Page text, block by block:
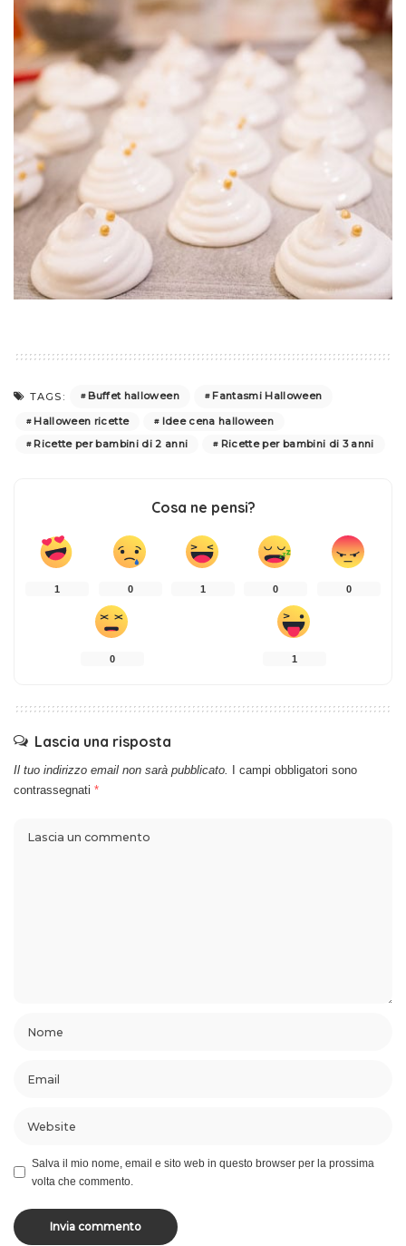
TAGS: Buffet halloween
Fantasmi Halloween
Halloween ricette
Idee cena halloween
Ricette per bambini di 2 anni
Ricette per bambini di 3 anni
Cosa ne pensi?
1 0 1 0 0
0 1
Lascia una risposta
Il tuo indirizzo email non sarà pubblicato.
I campi obbligatori sono
contrassegnati *
Salva il mio nome, email e sito web in questo browser per la prossima
volta che commento.